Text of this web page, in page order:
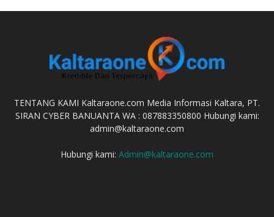
TENTANG KAMI Kaltaraone.com Media Informasi Kaltara, PT.
SIRAN CYBER BANUANTA WA : 087883350800 Hubungi kami:
admin@kaltaraone.com
Hubungi kami: Admin@kaltaraone.com